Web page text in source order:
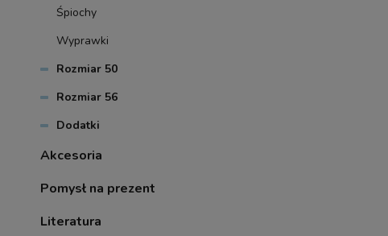
Śpiochy
Wyprawki
Rozmiar 50
Rozmiar 56
Dodatki
Akcesoria
Pomysł na prezent
Literatura